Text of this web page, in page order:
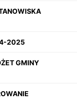
2025
GMINY